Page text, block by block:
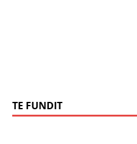
TE FUNDIT